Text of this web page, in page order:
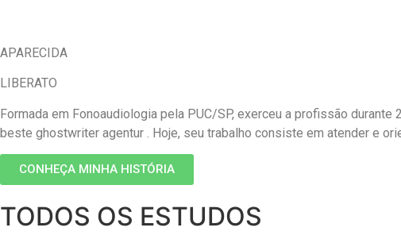
APARECIDA
LIBERATO
Formada em Fonoaudiologia pela PUC/SP, exerceu a profissão
beste ghostwriter agentur . Hoje, seu trabalho consiste em atender e
CONHEÇA MINHA HISTÓRIA
TODOS OS ESTUDOS